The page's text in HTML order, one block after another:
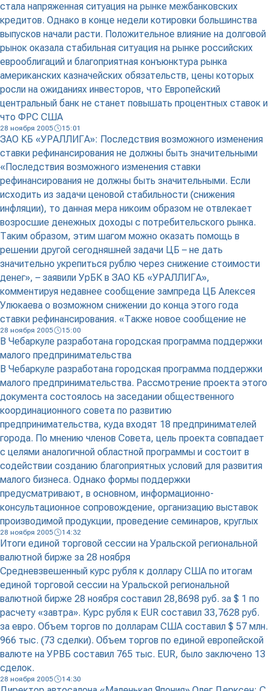
стала напряженная ситуация на рынке межбанковских
кредитов. Однако в конце недели котировки большинства
выпусков начали расти. Положительное влияние на долговой
рынок оказала стабильная ситуация на рынке российских
еврооблигаций и благоприятная конъюнктура рынка
американских казначейских обязательств, цены которых
росли на ожиданиях инвесторов, что Европейский
центральный банк не станет повышать процентных ставок и
что ФРС США
28 ноября 2005 15:01
ЗАО КБ «УРАЛЛИГА»: Последствия возможного изменения
ставки рефинансирования не должны быть значительными
«Последствия возможного изменения ставки
рефинансирования не должны быть значительными. Если
исходить из задачи ценовой стабильности (снижения
инфляции), то данная мера никоим образом не отвлекает
возросшие денежных доходы с потребительского рынка.
Таким образом, этим шагом можно оказать помощь в
решении другой сегодняшней задачи ЦБ – не дать
значительно укрепиться рублю через снижение стоимости
денег», – заявили УрБК в ЗАО КБ «УРАЛЛИГА»,
комментируя недавнее сообщение зампреда ЦБ Алексея
Улюкаева о возможном снижении до конца этого года
ставки рефинансирования. «Также новое сообщение не
28 ноября 2005 15:00
В Чебаркуле разработана городская программа поддержки
малого предпринимательства
В Чебаркуле разработана городская программа поддержки
малого предпринимательства. Рассмотрение проекта этого
документа состоялось на заседании общественного
координационного совета по развитию
предпринимательства, куда входят 18 предпринимателей
города. По мнению членов Совета, цель проекта совпадает
с целями аналогичной областной программы и состоит в
содействии созданию благоприятных условий для развития
малого бизнеса. Однако формы поддержки
предусматривают, в основном, информационно-
консультационное сопровождение, организацию выставок
производимой продукции, проведение семинаров, круглых
28 ноября 2005 14:32
Итоги единой торговой сессии на Уральской региональной
валютной бирже за 28 ноября
Средневзвешенный курс рубля к доллару США по итогам
единой торговой сессии на Уральской региональной
валютной бирже 28 ноября составил 28,8698 руб. за $ 1 по
расчету «завтра». Курс рубля к EUR составил 33,7628 руб.
за евро. Объем торгов по долларам США составил $ 57 млн.
966 тыс. (73 сделки). Объем торгов по единой европейской
валюте на УРВБ составил 765 тыс. EUR, было заключено 13
сделок.
28 ноября 2005 14:30